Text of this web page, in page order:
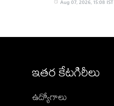
Aug 07, 2026, 15:08 IST
ఇతర కేటగిరీలు
ఉద్యోగాలు